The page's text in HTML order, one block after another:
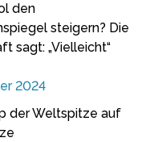
den
steigern? Die
sagt: „Vielleicht“
2024
der Weltspitze auf